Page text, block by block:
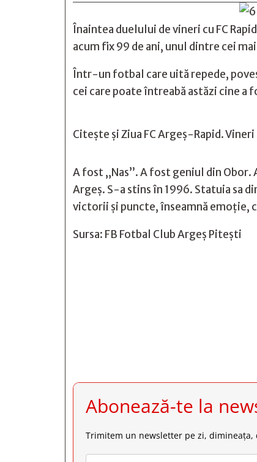
Înaintea duelului de vineri cu FC
acum fix 99 de ani, unul dintre cei
Într-un fotbal care uită repede,
cei care poate întreabă astăzi cine a
Citește șiZiua FC Argeș-Rapid.
A fost „Nas”. A fost geniul din
Argeș. S-a stins în 1996. Statuia sa
victorii și puncte, înseamnă emoție,
Sursa: FB Fotbal Club Argeș Pitești
Abonează-te la
Trimitem un newsletter pe zi,